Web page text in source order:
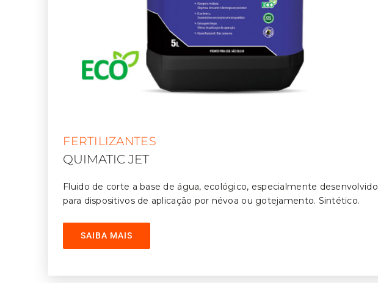
FERTILIZANTES
QUIMATIC JET
Fluido de corte a base de água, ecológico, especialmente desenvolvido
para dispositivos de aplicação por névoa ou gotejamento. Sintético.
SAIBA MAIS